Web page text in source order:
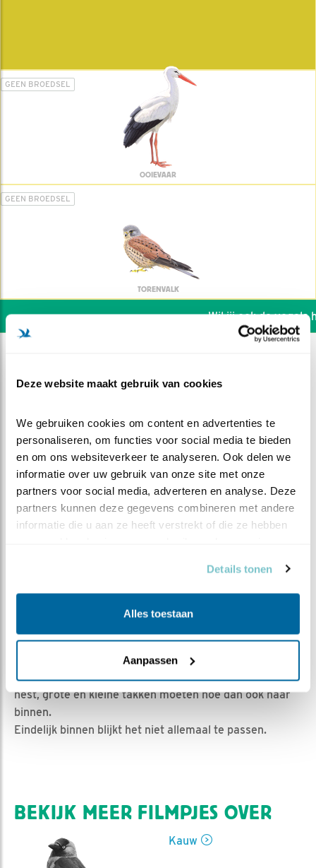
Deze website maakt gebruik van cookies
We gebruiken cookies om content en advertenties te
personaliseren, om functies voor social media te bieden
en om ons websiteverkeer te analyseren. Ook delen we
informatie over uw gebruik van onze site met onze
partners voor social media, adverteren en analyse. Deze
partners kunnen deze gegevens combineren met andere
informatie die u aan ze heeft verstrekt of die ze hebben
Details tonen
Alles toestaan
Aanpassen
GEEN BROEDSEL
OOIEVAAR
GEEN BROEDSEL
TORENVALK
Wil jij ook de vogels
De bouw gaat beginnen
Ed Hoogkamer | Geplaatst op 22 maart 2019, 9:10 |
De kauwtjes zijn begonnen met het bouwen van een
nest, grote en kleine takken moeten hoe dan ook naar
binnen.
Eindelijk binnen blijkt het niet allemaal te passen.
BEKIJK MEER FILMPJES OVER
Kauw